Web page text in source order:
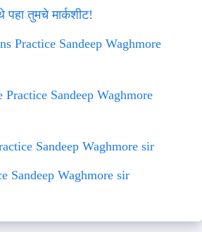
पहा तुमचे मार्कशीट!
Practice Sandeep Waghmore
Practice Sandeep Waghmore
Sandeep Waghmore sir
Sandeep Waghmore sir